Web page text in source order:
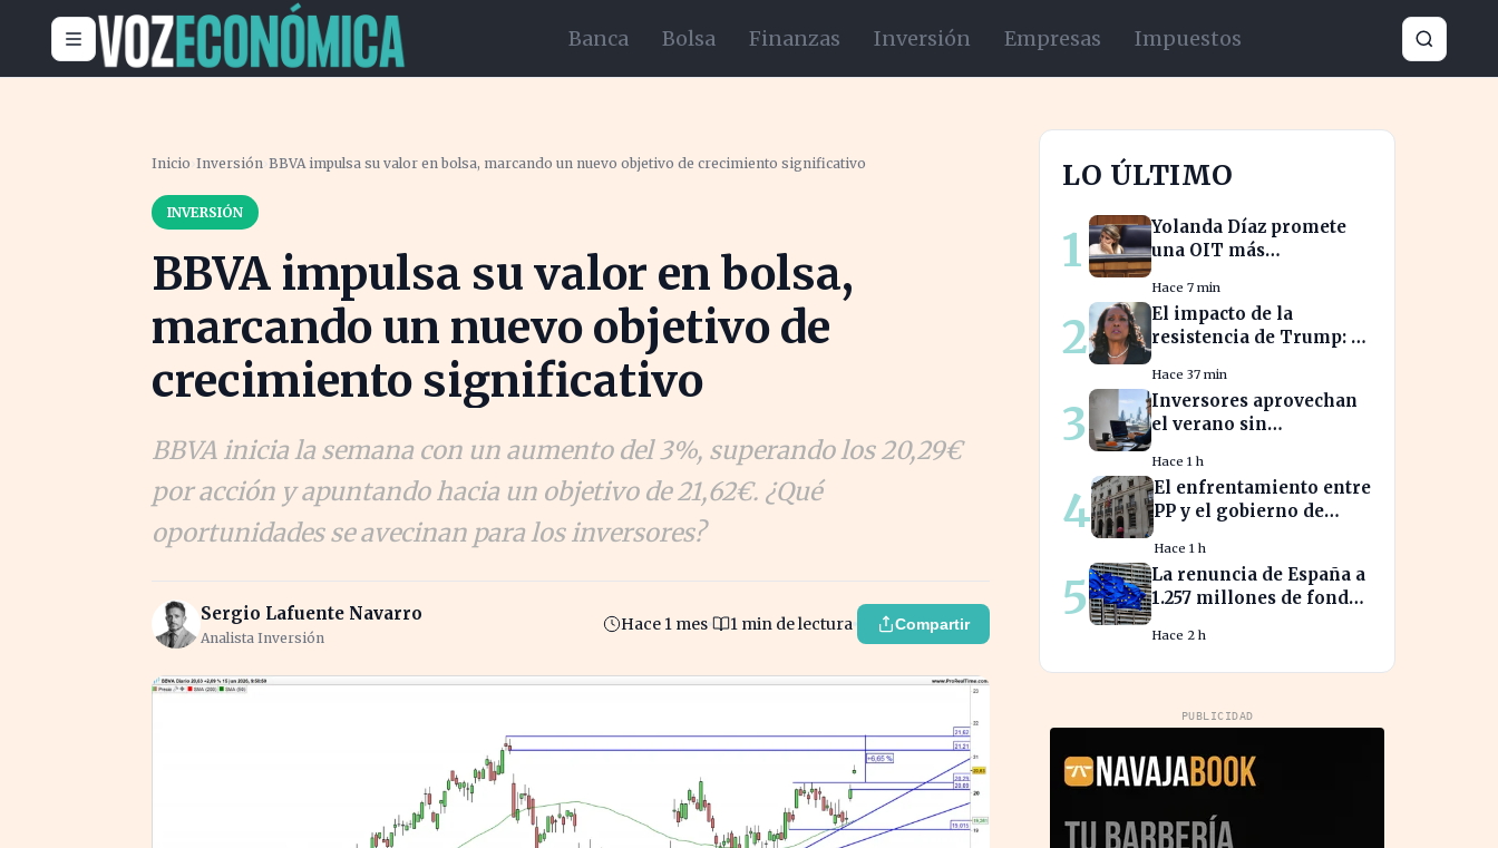
Banca Bolsa Finanzas Inversión Empresas Impuestos
Inicio ›Inversión›BBVA impulsa su valor en bolsa, marcando un nuevo objetivo de crecimiento significativo
INVERSIÓN
BBVA impulsa su valor en bolsa,
marcando un nuevo objetivo de
crecimiento significativo
BBVA inicia la semana con un aumento del 3%, superando los 20,29€
por acción y apuntando hacia un objetivo de 21,62€. ¿Qué
oportunidades se avecinan para los inversores?
Sergio Lafuente Navarro
Analista Inversión
Hace 1 mes 1 min de lectura Compartir
LO ÚLTIMO
1
Yolanda Díaz promete
una OIT más
elegida, transformando
el liderazgo global
Hace 7 min
2
El impacto de la
resistencia de Trump: la
desafío interno inédito
Hace 37 min
3
Inversores aprovechan
el verano sin
Bankinter: ahorros
significativos en bolsa
internacional
Hace 1 h
4
El enfrentamiento entre
PP y el gobierno de
fiscal local
Hace 1 h
5
La renuncia de España a
1.257 millones de fondos
proyectos clave
Hace 2 h
PUBLICIDAD